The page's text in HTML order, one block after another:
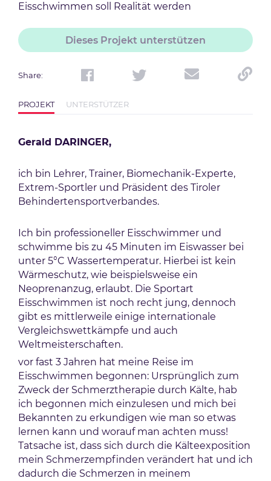
Eisschwimmen soll Realität werden
Dieses Projekt unterstützen
Share:
PROJEKT UNTERSTÜTZER
Gerald DARINGER,
ich bin Lehrer, Trainer, Biomechanik-Experte,
Extrem-Sportler und Präsident des Tiroler
Behindertensportverbandes.
Ich bin professioneller Eisschwimmer und
schwimme bis zu 45 Minuten im Eiswasser bei
unter 5°C Wassertemperatur. Hierbei ist kein
Wärmeschutz, wie beispielsweise ein
Neoprenanzug, erlaubt. Die Sportart
Eisschwimmen ist noch recht jung, dennoch
gibt es mittlerweile einige internationale
Vergleichswettkämpfe und auch
Weltmeisterschaften.
vor fast 3 Jahren hat meine Reise im
Eisschwimmen begonnen: Ursprünglich zum
Zweck der Schmerztherapie durch Kälte, hab
ich begonnen mich einzulesen und mich bei
Bekannten zu erkundigen wie man so etwas
lernen kann und worauf man achten muss!
Tatsache ist, dass sich durch die Kälteexposition
mein Schmerzempfinden verändert hat und ich
dadurch die Schmerzen in meinem